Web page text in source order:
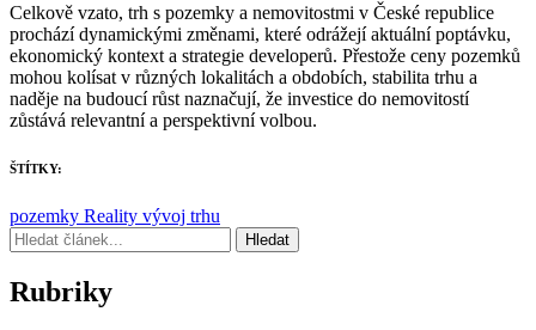
Celkově vzato, trh s pozemky a nemovitostmi v České republice
prochází dynamickými změnami, které odrážejí aktuální poptávku,
ekonomický kontext a strategie developerů. Přestože ceny pozemků
mohou kolísat v různých lokalitách a obdobích, stabilita trhu a
naděje na budoucí růst naznačují, že investice do nemovitostí
zůstává relevantní a perspektivní volbou.
ŠTÍTKY:
pozemky Reality vývoj trhu
Hledat
Rubriky